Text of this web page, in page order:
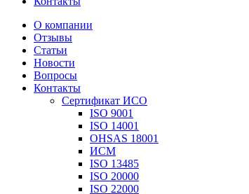
О компании
Отзывы
Статьи
Новости
Вопросы
Контакты
Сертификат ИСО
ISO 9001
ISO 14001
OHSAS 18001
ИСМ
ISO 13485
ISO 20000
ISO 22000